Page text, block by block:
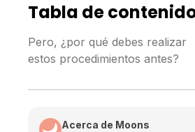
Tabla de
Pero, ¿por qué debes realizar
estos procedimientos antes?
Acerca de Moons